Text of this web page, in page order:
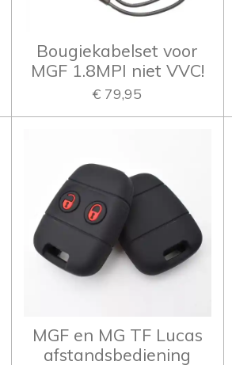
Bougiekabelset voor
MGF 1.8MPI niet VVC!
€ 79,95
MGF en MG TF Lucas
afstandsbediening